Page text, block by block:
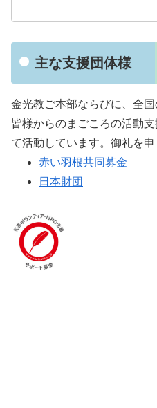
主な支援団体様
金光教ご本部ならびに、全
皆様からのまごころの活動
て活動しています。御礼を申
赤い羽根共同募金
日本財団